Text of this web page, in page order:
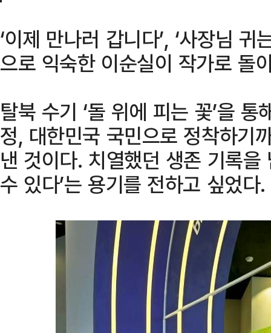
‘이제 만나러 갑니다’, ‘사장님
으로 익숙한 이순실이 작가로 돌
탈북 수기 ‘돌 위에 피는 꽃’을
정, 대한민국 국민으로 정착하기
낸 것이다. 치열했던 생존 기록을
수 있다’는 용기를 전하고 싶었다.